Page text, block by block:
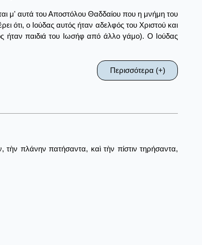
μ' αυτά του Αποστόλου Θαδδαίου που η μνήμη του
ότι, ο Ιούδας αυτός ήταν αδελφός του Χριστού και
ήταν παιδιά του Ιωσήφ από άλλο γάμο). Ο Ιούδας
Περισσότερα (+)
πλάνην πατήσαντα, καὶ τὴν πίστιν τηρήσαντα,